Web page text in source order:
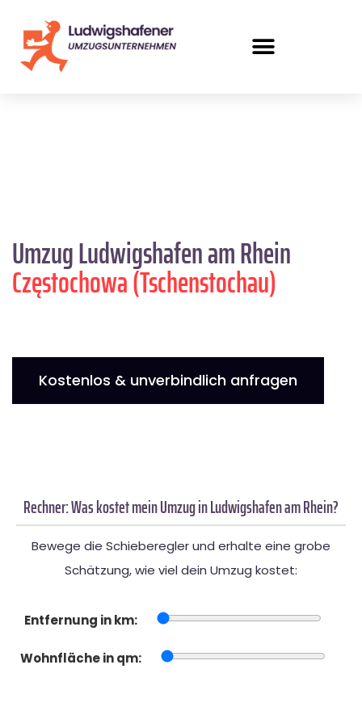
Umzug Ludwigshafen am Rhein
Częstochowa (Tschenstochau)
Kostenlos & unverbindlich anfragen
Rechner: Was kostet mein Umzug in Ludwigshafen am Rhein?
Bewege die Schieberegler und erhalte eine grobe
Schätzung, wie viel dein Umzug kostet:
Entfernung in km:
Wohnfläche in qm: